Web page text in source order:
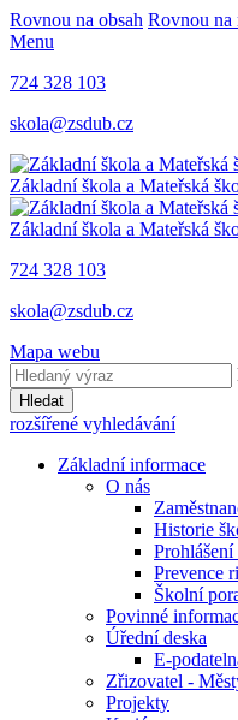
Rovnou na obsah Rovnou na
Menu
724 328 103
skola@zsdub.cz
Základní škola a Mateřská
Základní škola a Mateřská
724 328 103
skola@zsdub.cz
Mapa webu
Hledat
rozšířené vyhledávání
Základní informace
O nás
Historie
Prevence
Školní
Povinné
Úřední deska
E-
Zřizovatel -
Projekty